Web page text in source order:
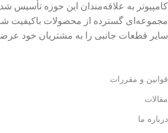
کامپیوتر به علاقه‌مندان این حوزه تأسیس
مجموعه‌ای گسترده از محصولات باکیفیت
سایر قطعات جانبی را به مشتریان خود
قوانین و مقررات
مقالات
درباره ما